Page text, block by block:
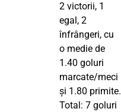
2 victorii, 1
egal, 2
înfrângeri, cu
o medie de
1.40 goluri
marcate/meci
și 1.80 primite.
Total: 7 goluri